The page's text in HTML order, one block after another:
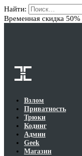
Найти:
Временная скидка 50%
Взлом
Приватность
Трюки
Кодинг
Админ
Geek
Магазин